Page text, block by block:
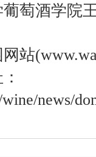
酒学院
站
news/